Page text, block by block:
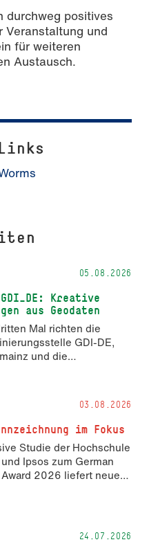
durchweg positives
Veranstaltung und
für weiteren
Austausch.
05.08.2026
Kreative
aus Geodaten
Mal richten die
GDI-DE,
und die
November 2026 den
hack4GDI_DE an der
Mainz aus. Die
ist geöffnet und bis
Oktober 2026 möglich.
03.08.2026
im Fokus
Studie der Hochschule
Ipsos zum German
2026 liefert neue
24.07.2026